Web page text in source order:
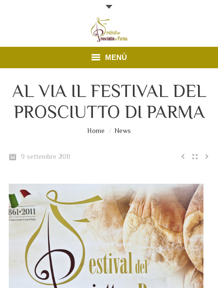
MENÙ
Edizione 2025
Finestre Aperte
Prosciutto di Parma
AL VIA IL FESTIVAL DEL
PROSCIUTTO DI PARMA
Home News
9 settembre 2011
Cerimonia di inaugurazione del Festival e
taglio del nastro